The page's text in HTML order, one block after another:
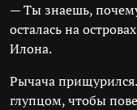
— Ты знаешь,
осталась на
Илона.
Рычача
глупцом, чтобы